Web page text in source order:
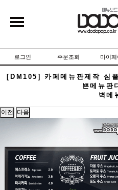
로그인 주문조회 마이페
[DM105] 카페메뉴판제작 심
쁜메뉴판
벽메
이전 다음